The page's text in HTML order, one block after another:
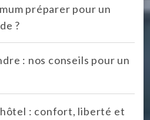
préparer pour un
?
: nos conseils pour un
: confort, liberté et